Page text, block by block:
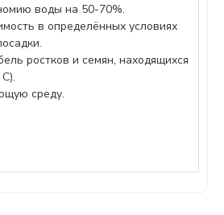
воды на 50-70%.
в определённых условиях
ростков и семян, находящихся
среду.